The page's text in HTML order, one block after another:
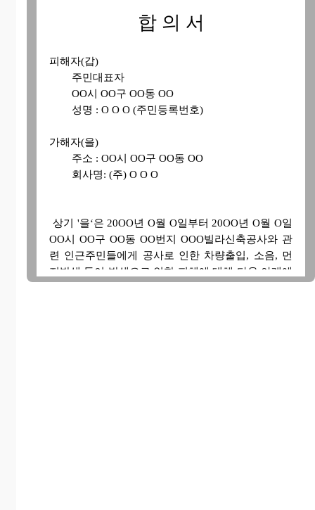
합 의 서
피해자(갑)
주민대표자
OO시 OO구 OO동 OO
성명 : O O O (주민등록번호)
가해자(을)
주소 : OO시 OO구 OO동 OO
회사명: (주) O O O
상기 '을‘은 20OO년 O월 O일부터 20OO년 O월 O일
OO시 OO구 OO동 OO번지 OOO빌라신축공사와 관
련 인근주민들에게 공사로 인한 차량출입, 소음, 먼
지발생 등이 발생으로 인한 피해에 대해 다음 아래에